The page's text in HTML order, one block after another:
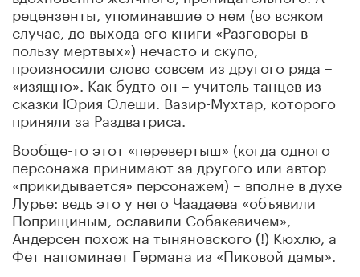
рецензенты, упоминавшие о нем (во всяком
случае, до выхода его книги «Разговоры в
пользу мертвых») нечасто и скупо,
произносили слово совсем из другого ряда –
«изящно». Как будто он – учитель танцев из
сказки Юрия Олеши. Вазир-Мухтар, которого
приняли за Раздватриса.
Вообще-то этот «перевертыш» (когда одного
персонажа принимают за другого или автор
«прикидывается» персонажем) – вполне в духе
Лурье: ведь это у него Чаадаева «объявили
Поприщиным, ославили Собакевичем»,
Андерсен похож на тыняновского (!) Кюхлю, а
Фет напоминает Германа из «Пиковой дамы».